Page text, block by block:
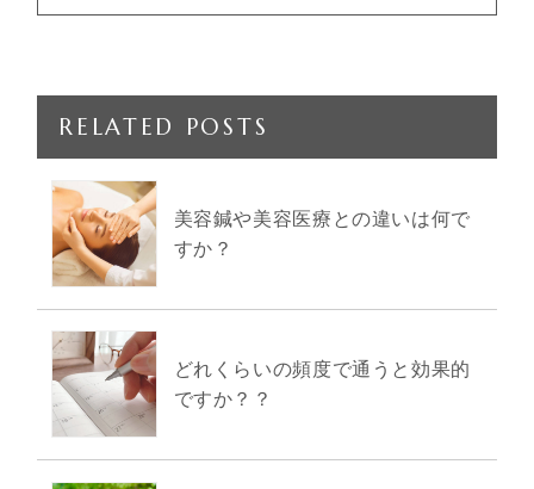
RELATED POSTS
美容鍼や美容医療との違いは何で
すか？
どれくらいの頻度で通うと効果的
ですか？？